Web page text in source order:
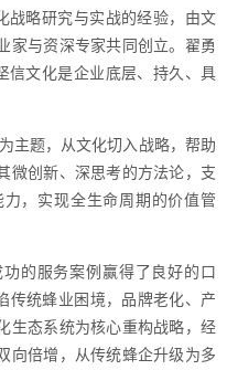
战略研究与实战的经验，由文
家与资深专家共同创立。翟勇
信文化是企业底层、持久、具
主题，从文化切入战略，帮助
微创新、深思考的方法论，支
，实现全生命周期的价值管
的服务案例赢得了良好的口
传统蜂业困境，品牌老化、产
生态系统为核心重构战略，经
向倍增，从传统蜂企升级为多